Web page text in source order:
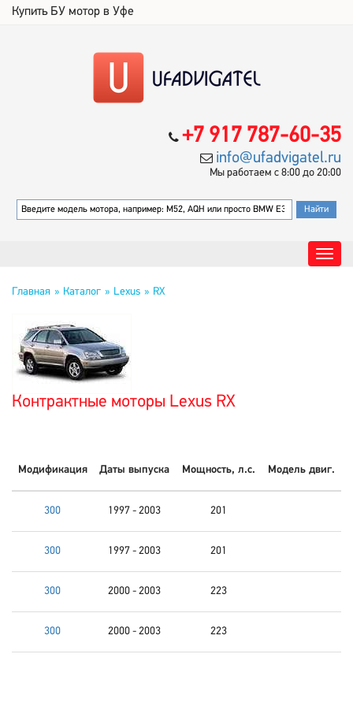
Купить БУ мотор в Уфе
+7 917 787-60-35
info@ufadvigatel.ru
Мы работаем с 8:00 до 20:00
Главная Каталог Lexus RX
Контрактные моторы Lexus RX
Модификация Даты выпуска Мощность, л.с. Модель двиг.
300 1997 - 2003 201
300 1997 - 2003 201
300 2000 - 2003 223
300 2000 - 2003 223